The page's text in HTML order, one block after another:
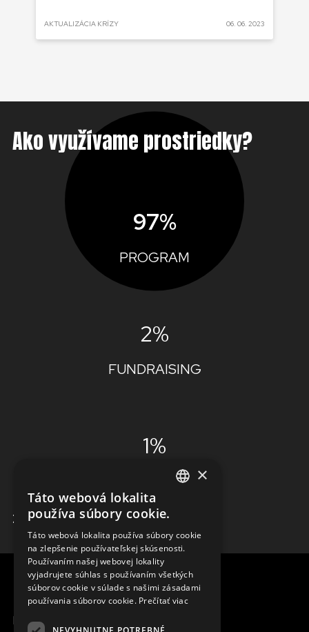
AKTUALIZÁCIA KRÍZY 06. 06. 2023
Ako využívame prostriedky?
97%
PROGRAM
2%
FUNDRAISING
1%
ADMINISTRÁCIA
ZISTIŤ VIAC
MENU
CZECH
FRENCH
×
Táto webová lokalita
používa súbory cookie.
Táto webová lokalita používa súbory cookie
na zlepšenie používateľskej skúsenosti.
Používaním našej webovej lokality
vyjadrujete súhlas s používaním všetkých
súborov cookie v súlade s našimi zásadami
používania súborov cookie. Prečítať viac